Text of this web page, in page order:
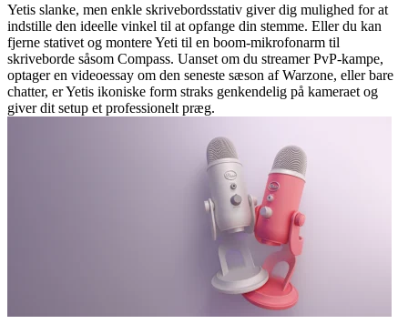
Yetis slanke, men enkle skrivebordsstativ giver dig mulighed for at
indstille den ideelle vinkel til at opfange din stemme. Eller du kan
fjerne stativet og montere Yeti til en boom-mikrofonarm til
skriveborde såsom Compass. Uanset om du streamer PvP-kampe,
optager en videoessay om den seneste sæson af Warzone, eller bare
chatter, er Yetis ikoniske form straks genkendelig på kameraet og
giver dit setup et professionelt præg.